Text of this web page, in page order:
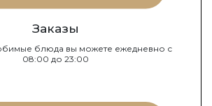
Заказы
блюда вы можете ежедневно с
08:00 до 23:00